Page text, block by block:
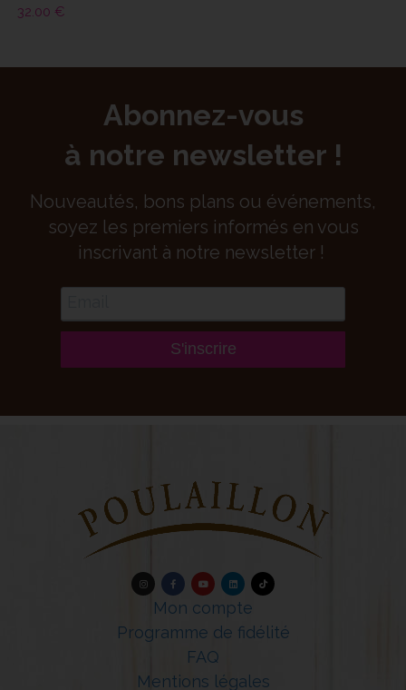
32.00 €
Abonnez-vous
à notre newsletter !
Nouveautés, bons plans ou événements,
soyez les premiers informés en vous
inscrivant à notre newsletter !
S'inscrire
Mon compte
Programme de fidélité
FAQ
Mentions légales